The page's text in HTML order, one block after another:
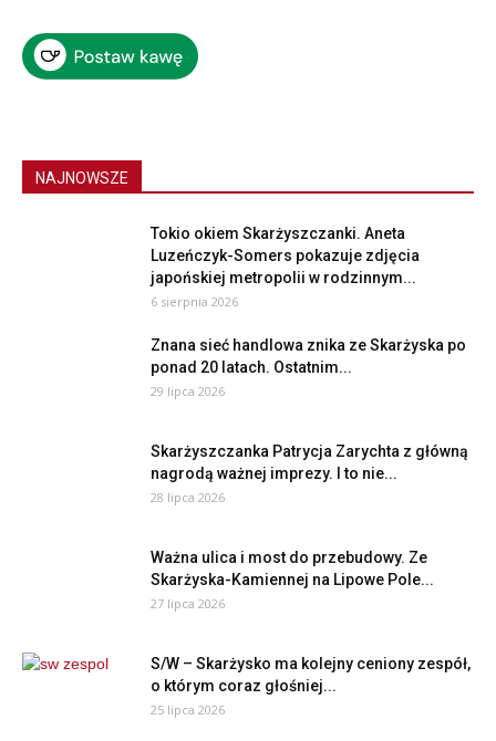
NAJNOWSZE
Tokio okiem Skarżyszczanki. Aneta
Luzeńczyk-Somers pokazuje zdjęcia
japońskiej metropolii w rodzinnym...
6 sierpnia 2026
Znana sieć handlowa znika ze Skarżyska po
ponad 20 latach. Ostatnim...
29 lipca 2026
Skarżyszczanka Patrycja Zarychta z główną
nagrodą ważnej imprezy. I to nie...
28 lipca 2026
Ważna ulica i most do przebudowy. Ze
Skarżyska-Kamiennej na Lipowe Pole...
27 lipca 2026
S/W – Skarżysko ma kolejny ceniony zespół,
o którym coraz głośniej...
25 lipca 2026